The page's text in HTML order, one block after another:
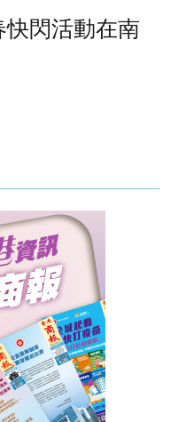
快閃活動在南